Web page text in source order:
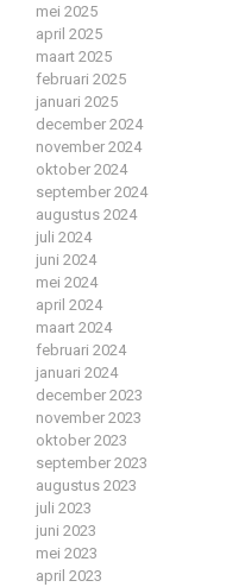
mei 2025
april 2025
maart 2025
februari 2025
januari 2025
december 2024
november 2024
oktober 2024
september 2024
augustus 2024
juli 2024
juni 2024
mei 2024
april 2024
maart 2024
februari 2024
januari 2024
december 2023
november 2023
oktober 2023
september 2023
augustus 2023
juli 2023
juni 2023
mei 2023
april 2023